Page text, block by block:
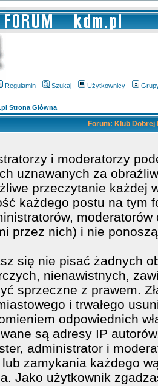
Regulamin Szukaj Użytkownicy
Strona Główna
Forum: Klub
i moderatorzy
uznawanych za
przeczytanie każdej
każdego postu na tym
przez nich) i nie
się nie pisać żadnych
nienawistnych,
sprzeczne z prawem.
i trwałego
odpowiednich
są adresy IP
administrator i
zamykania każdego
Jako użytkownik